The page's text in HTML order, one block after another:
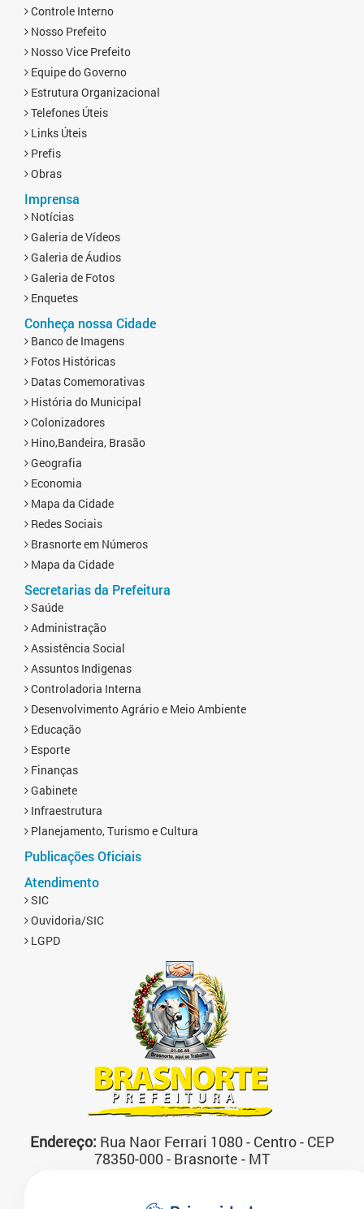
Controle Interno
Nosso Prefeito
Nosso Vice Prefeito
Equipe do Governo
Estrutura Organizacional
Telefones Úteis
Links Úteis
Prefis
Obras
Imprensa
Notícias
Galeria de Vídeos
Galeria de Áudios
Galeria de Fotos
Enquetes
Conheça nossa Cidade
Banco de Imagens
Fotos Históricas
Datas Comemorativas
História do Municipal
Colonizadores
Hino,Bandeira, Brasão
Geografia
Economia
Mapa da Cidade
Redes Sociais
Brasnorte em Números
Mapa da Cidade
Secretarias da Prefeitura
Saúde
Administração
Assistência Social
Assuntos Indigenas
Controladoria Interna
Desenvolvimento Agrário e Meio Ambiente
Educação
Esporte
Finanças
Gabinete
Infraestrutura
Planejamento, Turismo e Cultura
Publicações Oficiais
Atendimento
SIC
Ouvidoria/SIC
LGPD
Endereço: Rua Naor Ferrari 1080 - Centro - CEP
78350-000 - Brasnorte - MT
Sexta-feira